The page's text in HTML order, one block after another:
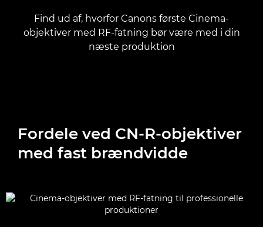
Find ud af, hvorfor Canons første Cinema-
objektiver med RF-fatning bør være med i din
næste produktion
Fordele ved CN-R-objektiver
med fast brændvidde